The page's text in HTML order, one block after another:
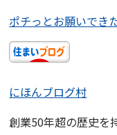
ポチっとお願いでき
にほんブログ村
創業50年超の歴史を